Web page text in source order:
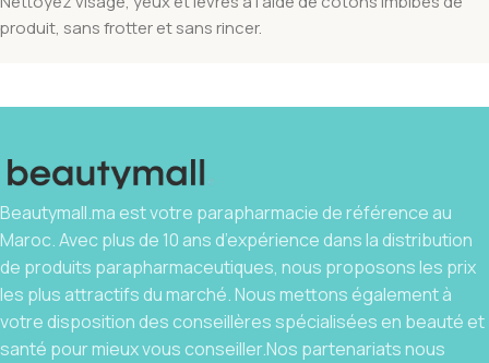
produit, sans frotter et sans rincer.
Beautymall.ma est votre parapharmacie de référence au
Maroc. Avec plus de 10 ans d’expérience dans la distribution
de produits parapharmaceutiques, nous proposons les prix
les plus attractifs du marché. Nous mettons également à
votre disposition des conseillères spécialisées en beauté et
santé pour mieux vous conseiller.Nos partenariats nous